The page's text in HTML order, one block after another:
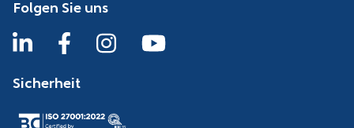
Folgen Sie uns
Sicherheit